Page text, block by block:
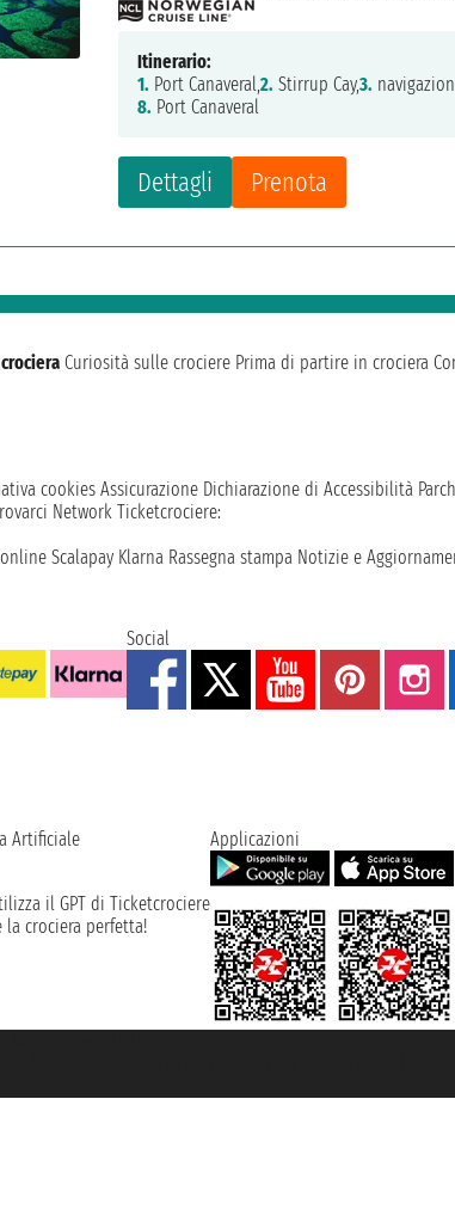
Dettagli Prenota
Itinerario:
1. Port Canaveral,2. Stirrup Cay,3.
8. Port Canaveral
Curiosità sulle crociere Prima di partire in crociera
cookies Assicurazione Dichiarazione di Accessibilità
Network Ticketcrociere:
Scalapay Klarna Rassegna stampa Notizie e
Social
Artificiale
il GPT di Ticketcrociere
la crociera perfetta!
Applicazioni